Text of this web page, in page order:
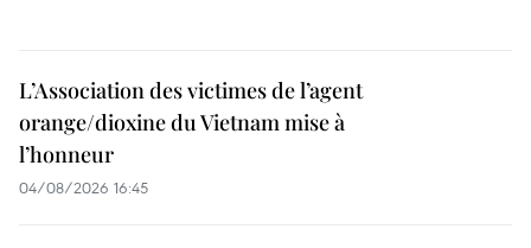
L’Association des victimes de l’agent
orange/dioxine du Vietnam mise à
l’honneur
04/08/2026 16:45